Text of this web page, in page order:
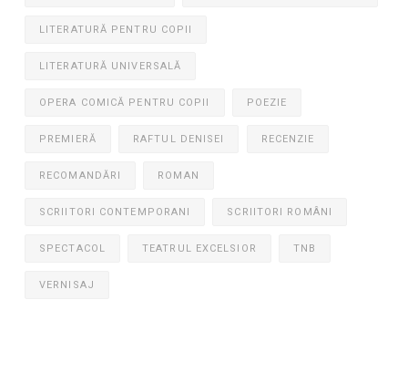
LITERATURĂ PENTRU COPII
LITERATURĂ UNIVERSALĂ
OPERA COMICĂ PENTRU COPII POEZIE
PREMIERĂ RAFTUL DENISEI RECENZIE
RECOMANDĂRI ROMAN
SCRIITORI CONTEMPORANI SCRIITORI ROMÂNI
SPECTACOL TEATRUL EXCELSIOR TNB
VERNISAJ